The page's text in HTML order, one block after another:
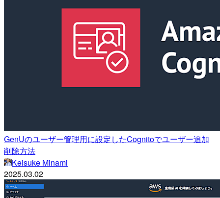
GenUのユーザー管理用に設定したCognitoでユーザー追加
削除方法
Keisuke Minami
2025.03.02